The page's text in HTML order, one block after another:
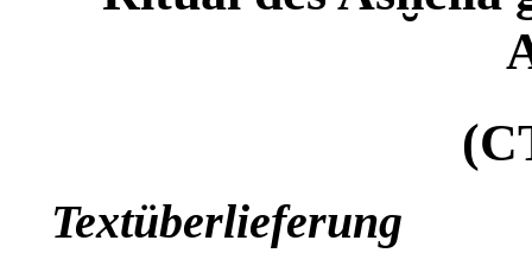
(
Textüberlieferung